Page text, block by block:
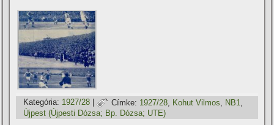
Kategória: 1927/28 | Címke: 1927/28 Kohut Vilmos NB1
Újpest (Újpesti Dózsa; Bp. Dózsa; UTE)